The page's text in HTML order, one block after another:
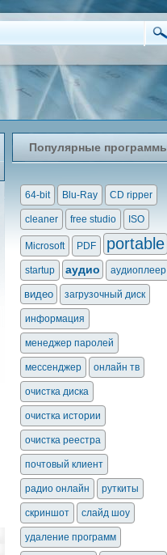
Популярные
64-bit Blu-Ray CD ripper
cleaner free studio ISO
Microsoft PDF portable
startup аудио аудиоплеер
видео загрузочный диск
информация
менеджер паролей
мессенджер онлайн тв
очистка диска
очистка истории
очистка реестра
почтовый клиент
радио онлайн руткиты
скриншот слайд шоу
удаление программ